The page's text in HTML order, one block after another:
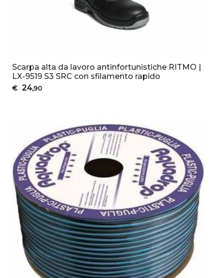
Scarpa alta da lavoro antinfortunistiche RITMO |
LX-9519 S3 SRC con sfilamento rapido
€ 24,90